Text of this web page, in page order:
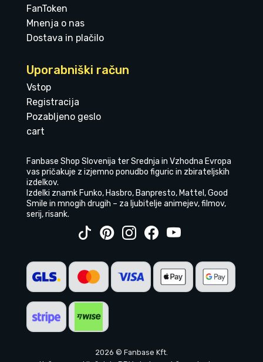
FanToken
Mnenja o nas
Dostava in plačilo
Uporabniški račun
Vstop
Registracija
Pozabljeno geslo
cart
Fanbase Shop Slovenija ter Srednja in Vzhodna Evropa
vas pričakuje z izjemno ponudbo figuric in zbirateljskih
izdelkov.
Izdelki znamk Funko, Hasbro, Banpresto, Mattel, Good
Smile in mnogih drugih – za ljubitelje animejev, filmov,
serij, risank.
2026 © Fanbase Kft.